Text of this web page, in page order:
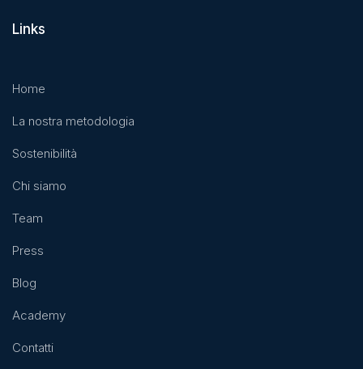
Links
Home
La nostra metodologia
Sostenibilità
Chi siamo
Team
Press
Blog
Academy
Contatti